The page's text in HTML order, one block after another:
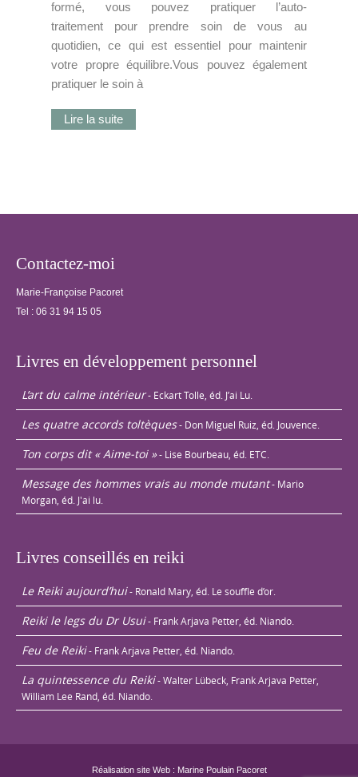
formé, vous pouvez pratiquer l’auto-
traitement pour prendre soin de vous au
quotidien, ce qui est essentiel pour maintenir
votre propre équilibre.Vous pouvez également
pratiquer le soin à
Lire la suite
Contactez-moi
Marie-Françoise Pacoret
Tel : 06 31 94 15 05
Livres en développement personnel
L’art du calme intérieur- Eckart Tolle, éd. J’ai Lu.
Les quatre accords toltèques- Don Miguel Ruiz, éd. Jouvence.
Ton corps dit « Aime-toi »- Lise Bourbeau, éd. ETC.
Message des hommes vrais au monde mutant- Mario
Morgan, éd. J'ai lu.
Livres conseillés en reiki
Le Reiki aujourd’hui- Ronald Mary, éd. Le souffle d’or.
Reiki le legs du Dr Usui- Frank Arjava Petter, éd. Niando.
Feu de Reiki- Frank Arjava Petter, éd. Niando.
La quintessence du Reiki- Walter Lübeck, Frank Arjava Petter,
William Lee Rand, éd. Niando.
Réalisation site Web : Marine Poulain Pacoret